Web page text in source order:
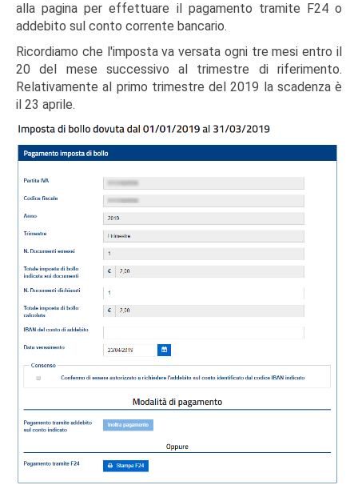
alla pagina per effettuare il pagamento tramite F24 o
addebito sul conto corrente bancario.
Ricordiamo che l'imposta va versata ogni tre mesi entro il
20 del mese successivo al trimestre di riferimento.
Relativamente al primo trimestre del 2019 la scadenza è
il 23 aprile.